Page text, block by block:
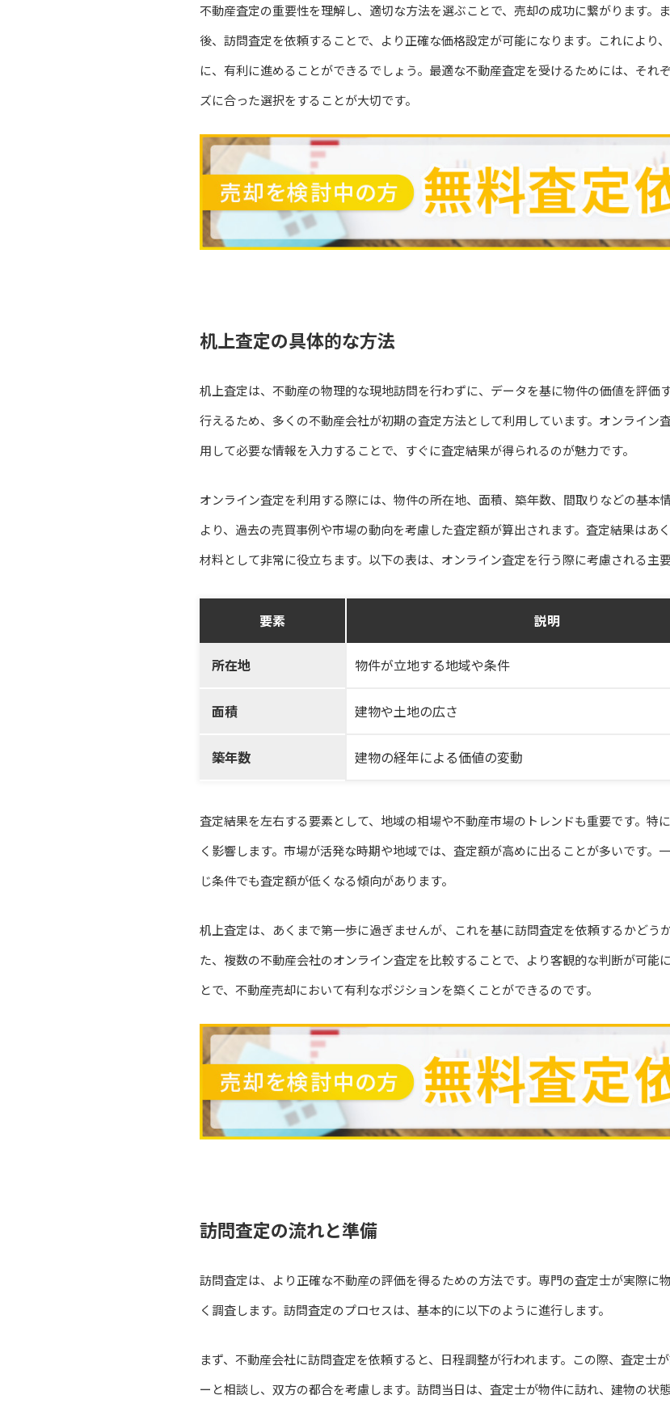
不動産査定の重要性を理解し、適切な方法を選ぶことで、売却の成功に繋がります。
後、訪問査定を依頼することで、より正確な価格設定が可能になります。これにより
に、有利に進めることができるでしょう。最適な不動産査定を受けるためには、それ
ズに合った選択をすることが大切です。
机上査定の具体的な方法
机上査定は、不動産の物理的な現地訪問を行わずに、データを基に物件の価値を評価
行えるため、多くの不動産会社が初期の査定方法として利用しています。オンライン
用して必要な情報を入力することで、すぐに査定結果が得られるのが魅力です。
オンライン査定を利用する際には、物件の所在地、面積、築年数、間取りなどの基本
より、過去の売買事例や市場の動向を考慮した査定額が算出されます。査定結果はあ
材料として非常に役立ちます。以下の表は、オンライン査定を行う際に考慮される主
要素 説明
所在地 物件が立地する地域や条件
面積 建物や土地の広さ
築年数 建物の経年による価値の変動
査定結果を左右する要素として、地域の相場や不動産市場のトレンドも重要です。特
く影響します。市場が活発な時期や地域では、査定額が高めに出ることが多いです。
じ条件でも査定額が低くなる傾向があります。
机上査定は、あくまで第一歩に過ぎませんが、これを基に訪問査定を依頼するかどう
た、複数の不動産会社のオンライン査定を比較することで、より客観的な判断が可能
とで、不動産売却において有利なポジションを築くことができるのです。
訪問査定の流れと準備
訪問査定は、より正確な不動産の評価を得るための方法です。専門の査定士が実際に
く調査します。訪問査定のプロセスは、基本的に以下のように進行します。
まず、不動産会社に訪問査定を依頼すると、日程調整が行われます。この際、査定士
ーと相談し、双方の都合を考慮します。訪問当日は、査定士が物件に訪れ、建物の状